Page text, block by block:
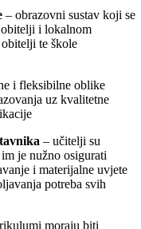
– obrazovni sustav koji se
obitelji i lokalnom
te škole
i fleksibilne oblike
uz kvalitetne
– učitelji su
je nužno osigurati
i materijalne uvjete
potreba svih
moraju biti